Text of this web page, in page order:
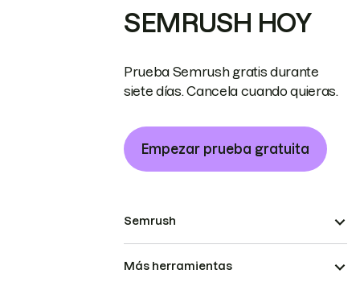
SEMRUSH HOY
Prueba Semrush gratis durante
siete días. Cancela cuando quieras.
Empezar prueba gratuita
Semrush
Más herramientas